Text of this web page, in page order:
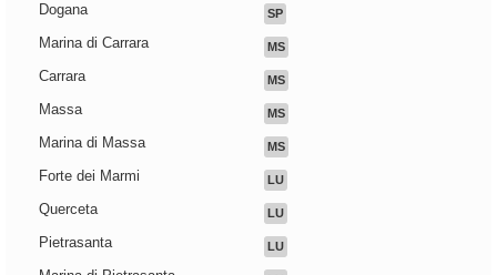
Dogana SP
Marina di Carrara MS
Carrara MS
Massa MS
Marina di Massa MS
Forte dei Marmi LU
Querceta LU
Pietrasanta LU